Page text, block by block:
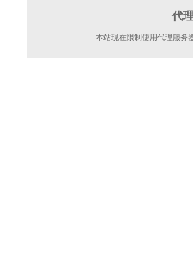
代
本站现在限制使用代理服务